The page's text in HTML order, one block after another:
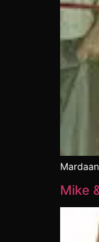
Mike